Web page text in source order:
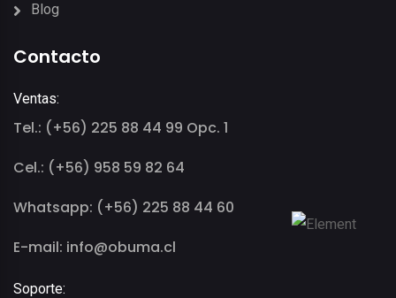
Blog
Contacto
Ventas:
Tel.: (+56) 225 88 44 99 Opc. 1
Cel.: (+56) 958 59 82 64
Whatsapp: (+56) 225 88 44 60
E-mail: info@obuma.cl
Soporte: